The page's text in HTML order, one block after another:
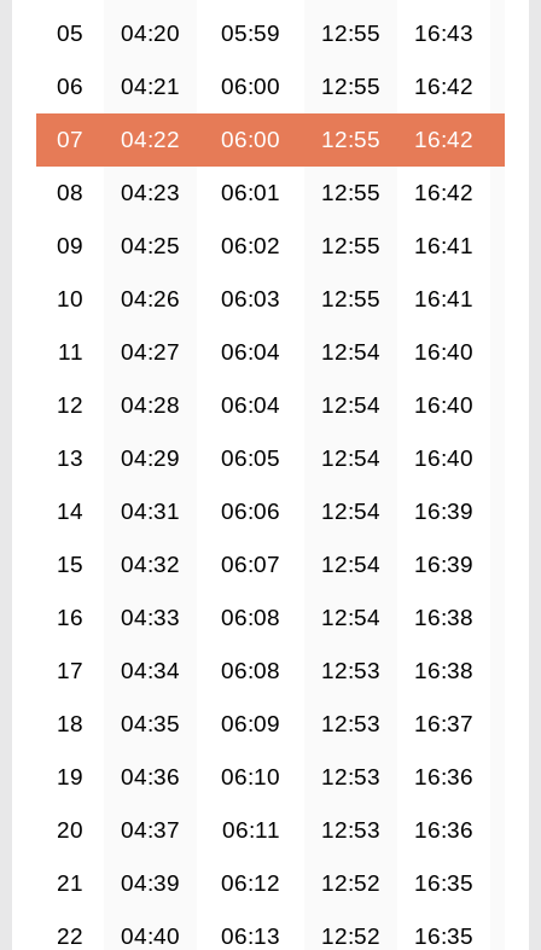
05 04:20 05:59 12:55 16:43
06 04:21 06:00 12:55 16:42
07 04:22 06:00 12:55 16:42
08 04:23 06:01 12:55 16:42
09 04:25 06:02 12:55 16:41
10 04:26 06:03 12:55 16:41
11 04:27 06:04 12:54 16:40
12 04:28 06:04 12:54 16:40
13 04:29 06:05 12:54 16:40
14 04:31 06:06 12:54 16:39
15 04:32 06:07 12:54 16:39
16 04:33 06:08 12:54 16:38
17 04:34 06:08 12:53 16:38
18 04:35 06:09 12:53 16:37
19 04:36 06:10 12:53 16:36
20 04:37 06:11 12:53 16:36
21 04:39 06:12 12:52 16:35
22 04:40 06:13 12:52 16:35